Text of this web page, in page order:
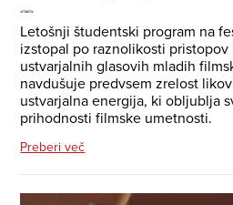
Letošnji študentski program na
izstopal po raznolikosti
ustvarjalnih glasovih mladih
navdušuje predvsem zrelost
ustvarjalna energija, ki obljublja
prihodnosti filmske umetnosti.
Preberi več